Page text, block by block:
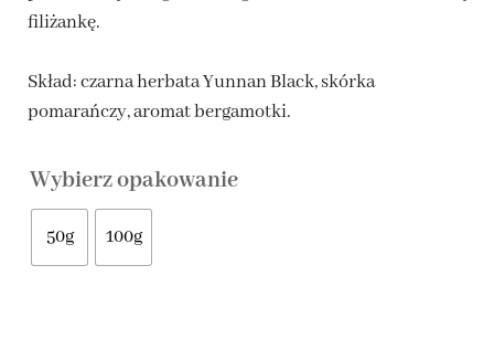
do
22,00 zł
filiżankę.
Skład: czarna herbata Yunnan Black, skórka
pomarańczy, aromat bergamotki.
Wybierz opakowanie
50g 100g